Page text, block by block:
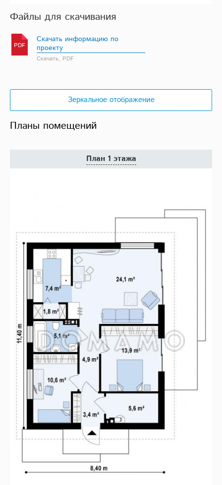
Файлы для скачивания
PDF
Скачать информацию по
проекту
Скачать, PDF
Планы помещений
Зеркальное отображение
План 1 этажа